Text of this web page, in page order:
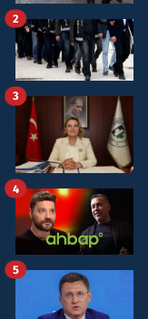
2
3
4
5